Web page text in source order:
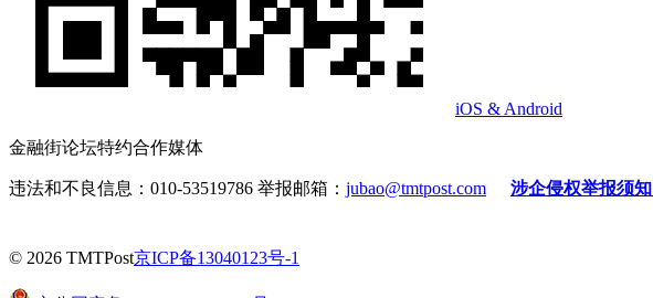
iOS & Android
金融街论坛特约合作媒体
违法和不良信息：010-53519786 举报邮箱： jubao@tmtpost.com 涉企侵权举报须知
© 2026 TMTPost京ICP备13040123号-1